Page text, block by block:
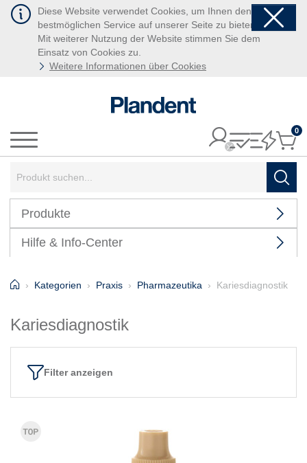
Diese Website verwendet Cookies, um Ihnen den
bestmöglichen Service auf unserer Seite zu bieten.
Mit weiterer Nutzung der Website stimmen Sie dem
Einsatz von Cookies zu.
Weitere Informationen über Cookies
Menü
0
Produkte
Hilfe & Info-Center
HomeKategorien Praxis Pharmazeutika Kariesdiagnostik
Kariesdiagnostik
Filter anzeigen